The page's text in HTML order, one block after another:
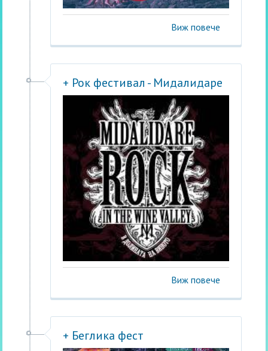
Виж повече
+ Рок фестивал - Мидалидаре
Виж повече
+ Беглика фест